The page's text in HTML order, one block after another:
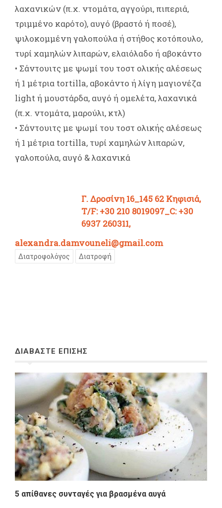
λαχανικών (π.χ. ντομάτα, αγγούρι, πιπεριά,
τριμμένο καρότο), αυγό (βραστό ή ποσέ),
ψιλοκομμένη γαλοπούλα ή στήθος κοτόπουλο,
τυρί χαμηλών λιπαρών, ελαιόλαδο ή αβοκάντο
• Σάντουιτς με ψωμί του τοστ ολικής αλέσεως
ή 1 μέτρια tortilla, αβοκάντο ή λίγη μαγιονέζα
light ή μουστάρδα, αυγό ή ομελέτα, λαχανικά
(π.χ. ντομάτα, μαρούλι, κτλ)
• Σάντουιτς με ψωμί του τοστ ολικής αλέσεως
ή 1 μέτρια tortilla, τυρί χαμηλών λιπαρών,
γαλοπούλα, αυγό & λαχανικά
Γ. Δροσίνη 16_145 62 Κηφισιά,
T/F: +30 210 8019097_C: +30
6937 260311,
alexandra.damvouneli@gmail.com
Διατροφολόγος Διατροφή
ΔΙΑΒΑΣΤΕ ΕΠΙΣΗΣ
5 απίθανες συνταγές για βρασμένα αυγά